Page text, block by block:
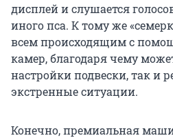
дисплей и слушается
иного пса. К тому же
всем происходящим с
камер, благодаря чему
настройки подвески, так и
экстренные ситуации.
Конечно, премиальная